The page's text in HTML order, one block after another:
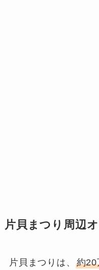
片貝まつり周辺
片貝まつりは、 約20